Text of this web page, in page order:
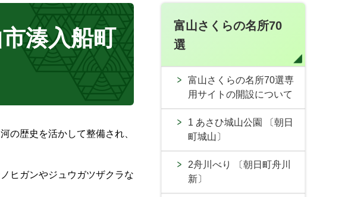
湊入船町
の歴史を活かして整備され、
ヒガンやジュウガツザクラな
富山さくらの名所70
選
富山さくらの名所70選専
用サイトの開設について
1 あさひ城山公園 〔朝日
町城山〕
2舟川べり 〔朝日町舟川
新〕